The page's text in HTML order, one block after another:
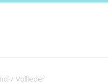
Vollleder